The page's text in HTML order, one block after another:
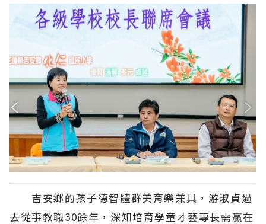
吉安鄉的孩子德智體群美育樂兼具，游淑貞過
去從事教職30餘年，深知培育學童才藝專長需贏在